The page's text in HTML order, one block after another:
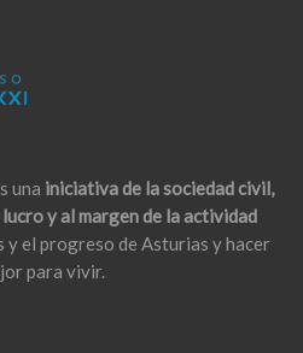
una iniciativa de la sociedad civil,
y al margen de la actividad
y el progreso de Asturias y hacer
para vivir.